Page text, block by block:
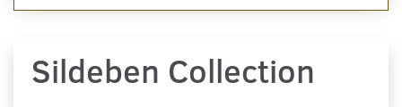
Sildeben Collection